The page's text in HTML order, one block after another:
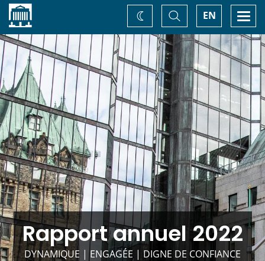
Accueil EN
Basculer
la
recherche
Changez
de
thème
Rapport annuel 2022
DYNAMIQUE | ENGAGÉE | DIGNE DE CONFIANCE